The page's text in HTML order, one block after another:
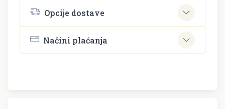
Opcije dostave
Načini plaćanja